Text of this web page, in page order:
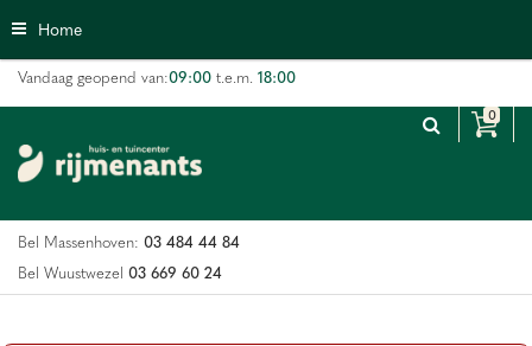
n
n
n
Home
Vandaag geopend van:09:00 t.e.m. 18:00
Bel Massenhoven: 03 484 44 84
Bel Wuustwezel 03 669 60 24